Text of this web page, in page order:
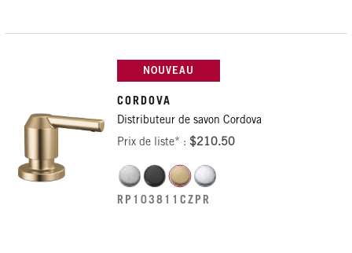
NOUVEAU
CORDOVA
Distributeur de savon Cordova
Prix de liste* : $210.50
RP103811CZPR